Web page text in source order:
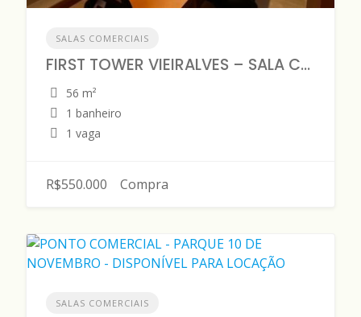
SALAS COMERCIAIS
FIRST TOWER VIEIRALVES – SALA COMERCIAL 56m2 – DISPONÍVEL PARA VENDA
56 m²
1 banheiro
1 vaga
R$550.000 Compra
SALAS COMERCIAIS